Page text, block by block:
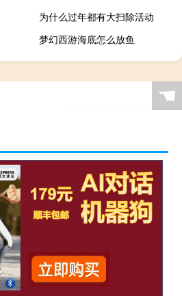
为什么过年都有大扫除活动
梦幻西游海底怎么放鱼
☚